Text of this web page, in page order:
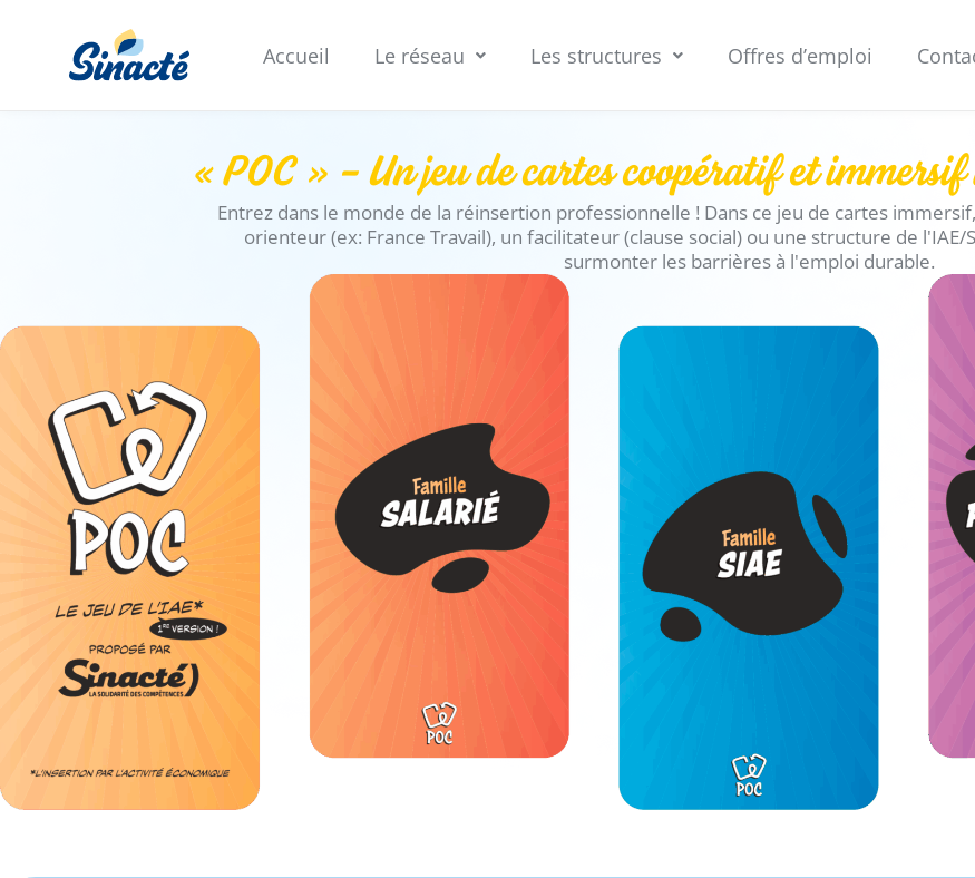
Accueil Le réseau Les structures Offres d’emploi
« POC » – Un jeu de cartes coopératif et
Entrez dans le monde de la réinsertion professionnelle ! Dans ce jeu de cartes
orienteur (ex: France Travail), un facilitateur (clause social) ou une structure de
surmonter les barrières à l'emploi durable.